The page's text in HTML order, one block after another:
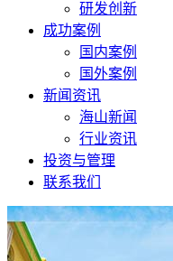
研发创新
成功案例
国内案例
国外案例
新闻资讯
海山新闻
行业资讯
投资与管理
联系我们